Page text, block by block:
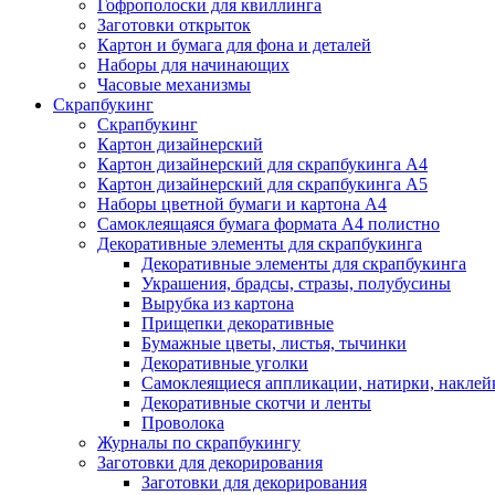
Гофрополоски для квиллинга
Заготовки открыток
Картон и бумага для фона и деталей
Наборы для начинающих
Часовые механизмы
Скрапбукинг
Скрапбукинг
Картон дизайнерский
Картон дизайнерский для скрапбукинга А4
Картон дизайнерский для скрапбукинга А5
Наборы цветной бумаги и картона А4
Самоклеящаяся бумага формата А4 полистно
Декоративные элементы для скрапбукинга
Декоративные элементы для скрапбукинга
Украшения, брадсы, стразы, полубусины
Вырубка из картона
Прищепки декоративные
Бумажные цветы, листья, тычинки
Декоративные уголки
Самоклеящиеся аппликации, натирки,
Декоративные скотчи и ленты
Проволока
Журналы по скрапбукингу
Заготовки для декорирования
Заготовки для декорирования